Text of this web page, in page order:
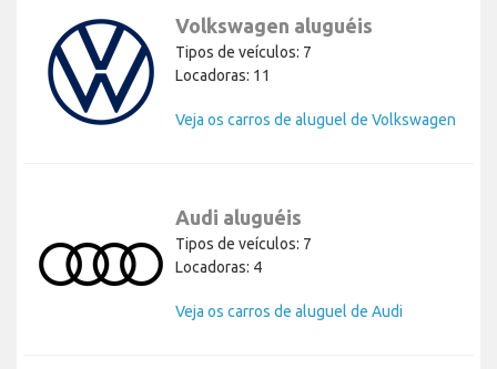
Volkswagen aluguéis
Tipos de veículos: 7
Locadoras: 11
Veja os carros de aluguel de Volkswagen
Audi aluguéis
Tipos de veículos: 7
Locadoras: 4
Veja os carros de aluguel de Audi